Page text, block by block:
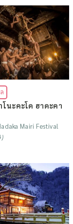
นะคะโด ฮาดะคา
Mairi Festival